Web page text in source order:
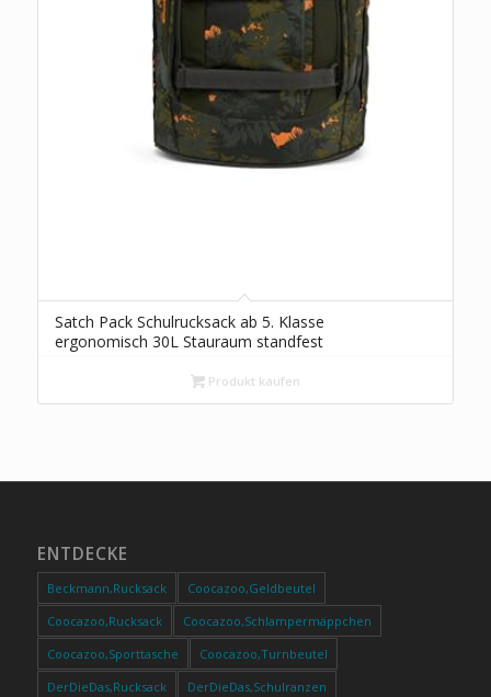
Satch Pack Schulrucksack ab 5. Klasse
ergonomisch 30L Stauraum standfest
Produkt kaufen
ENTDECKE
Beckmann,Rucksack
Coocazoo,Geldbeutel
Coocazoo,Rucksack
Coocazoo,Schlampermäppchen
Coocazoo,Sporttasche
Coocazoo,Turnbeutel
DerDieDas,Rucksack
DerDieDas,Schulranzen